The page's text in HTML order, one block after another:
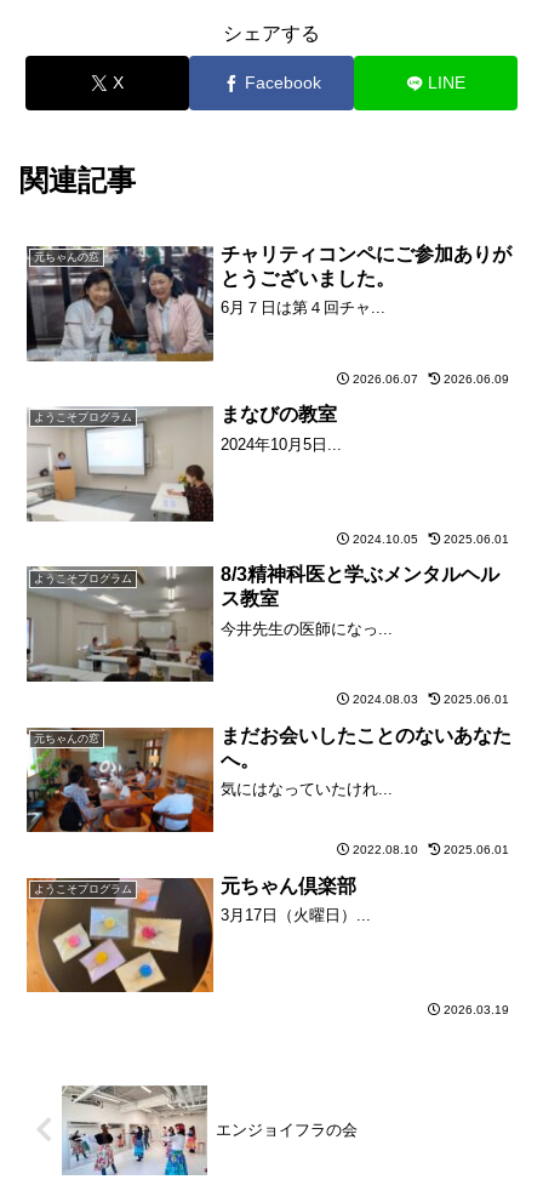
シェアする
X Facebook LINE
関連記事
元ちゃんの窓
チャリティコンペにご参加ありが
とうございました。
6月７日は第４回チャ...
2026.06.07 2026.06.09
ようこそプログラム まなびの教室
2024年10月5日...
2024.10.05 2025.06.01
ようこそプログラム
8/3精神科医と学ぶメンタルヘル
ス教室
今井先生の医師になっ...
2024.08.03 2025.06.01
元ちゃんの窓
まだお会いしたことのないあなた
へ。
気にはなっていたけれ...
2022.08.10 2025.06.01
ようこそプログラム 元ちゃん倶楽部
3月17日（火曜日）...
2026.03.19
エンジョイフラの会